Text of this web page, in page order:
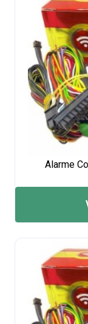
Alarme